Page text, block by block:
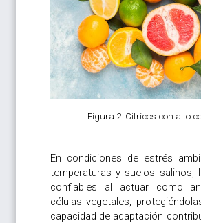
Figura 2. Citrícos con alto
En condiciones de estrés
temperaturas y suelos salinos,
confiables al actuar como
células vegetales,
capacidad de adaptación